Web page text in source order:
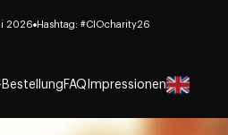
2026 Hashtag: #CIOcharity26
FAQ Impressionen